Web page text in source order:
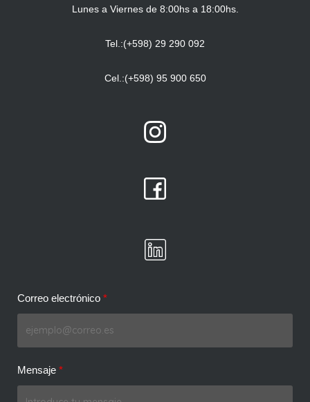
Lunes a Viernes de 8:00hs a 18:00hs.
Tel.:(+598) 29 290 092
Cel.:(+598) 95 900 650
Correo electrónico
Mensaje